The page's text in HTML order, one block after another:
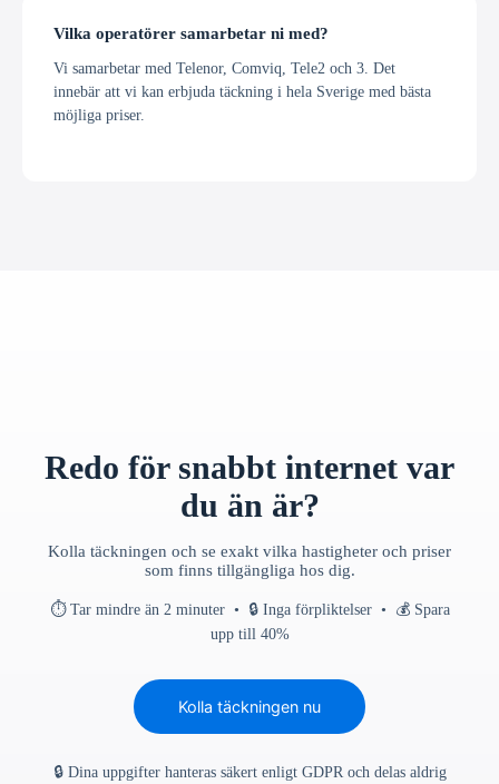
Vilka operatörer samarbetar ni med?
Vi samarbetar med Telenor, Comviq, Tele2 och 3. Det
innebär att vi kan erbjuda täckning i hela Sverige med bästa
möjliga priser.
Redo för snabbt internet var
du än är?
Kolla täckningen och se exakt vilka hastigheter och priser
som finns tillgängliga hos dig.
⏱ Tar mindre än 2 minuter • 🔒 Inga förpliktelser • 💰 Spara
upp till 40%
Kolla täckningen nu
🔒 Dina uppgifter hanteras säkert enligt GDPR och delas aldrig